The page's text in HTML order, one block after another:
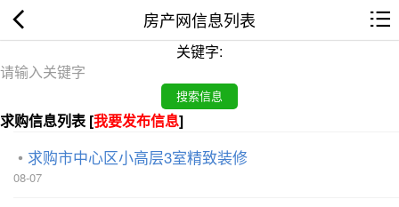
房产网信息列表
关键字:
求购信息列表 [我要发布信息]
求购市中心区小高层3室精致装修
08-07